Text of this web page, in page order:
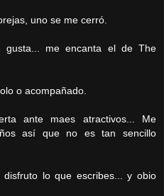
uno se me cerró.
me encanta el de The
o acompañado.
ante maes atractivos... Me
así que no es tan sencillo
disfruto lo que escribes... y obio